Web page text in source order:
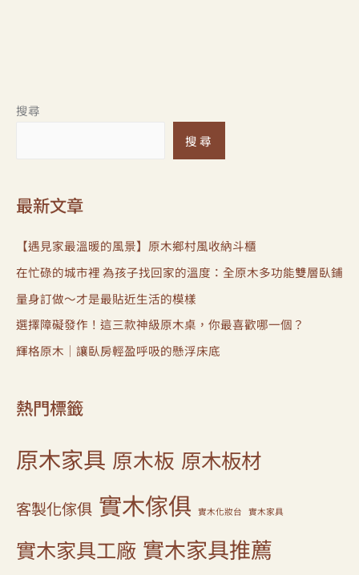
搜尋
搜尋
最新文章
【遇見家最溫暖的風景】原木鄉村風收納斗櫃
在忙碌的城市裡 為孩子找回家的溫度：全原木多功能雙層臥鋪
量身訂做～才是最貼近生活的模樣
選擇障礙發作！這三款神級原木桌，你最喜歡哪一個？
輝格原木｜讓臥房輕盈呼吸的懸浮床底
熱門標籤
原木家具 原木板 原木板材
客製化傢俱 實木傢俱 實木化妝台 實木家具
實木家具工廠 實木家具推薦